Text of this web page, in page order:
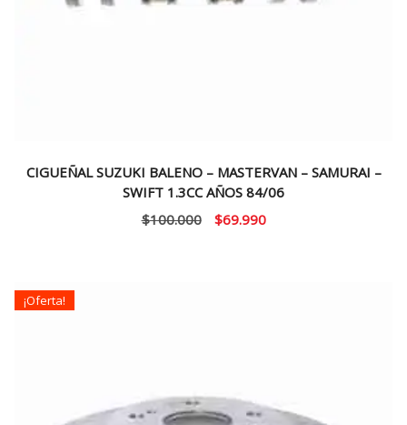
CIGUEÑAL SUZUKI BALENO – MASTERVAN – SAMURAI –
SWIFT 1.3CC AÑOS 84/06
$100.000
El
$69.990El
¡Oferta!